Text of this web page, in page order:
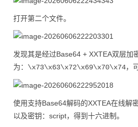
打开第二个文件。
发现其是经过Base64 + XXTEA双层加
为： \x73\x63\x72\x69\x70\x74，
使用支持Base64解码的XXTEA在线解
以及密钥：script，得到十六进制。